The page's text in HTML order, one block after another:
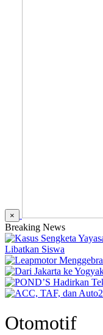
×
Breaking News
Libatkan Siswa
Otomotif